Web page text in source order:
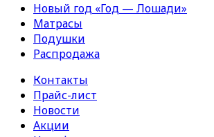
Новый год «Год — Лошади»
Матрасы
Подушки
Распродажа
Контакты
Прайс-лист
Новости
Акции